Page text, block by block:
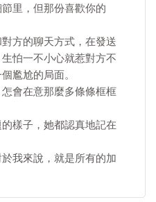
里，但那份喜歡你的
方的聊天方式，在發送
怕一不小心就惹對方不
尷尬的局面。
會在意那麼多條條框框
樣子，她都認真地記在
我來說，就是所有的加